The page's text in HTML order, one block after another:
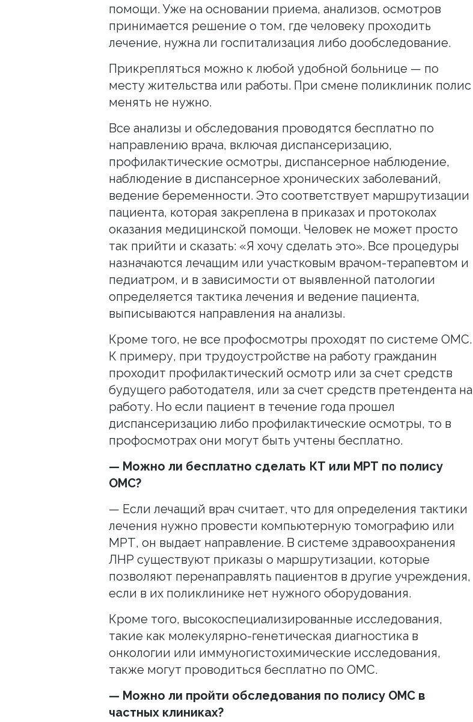
помощи. Уже на основании приема, анализов, осмотров
принимается решение о том, где человеку проходить
лечение, нужна ли госпитализация либо дообследование.
Прикрепляться можно к любой удобной больнице — по
месту жительства или работы. При смене поликлиник полис
менять не нужно.
Все анализы и обследования проводятся бесплатно по
направлению врача, включая диспансеризацию,
профилактические осмотры, диспансерное наблюдение,
наблюдение в диспансерное хронических заболеваний,
ведение беременности. Это соответствует маршрутизации
пациента, которая закреплена в приказах и протоколах
оказания медицинской помощи. Человек не может просто
так прийти и сказать: «Я хочу сделать это». Все процедуры
назначаются лечащим или участковым врачом-терапевтом и
педиатром, и в зависимости от выявленной патологии
определяется тактика лечения и ведение пациента,
выписываются направления на анализы.
Кроме того, не все профосмотры проходят по системе ОМС.
К примеру, при трудоустройстве на работу гражданин
проходит профилактический осмотр или за счет средств
будущего работодателя, или за счет средств претендента на
работу. Но если пациент в течение года прошел
диспансеризацию либо профилактические осмотры, то в
профосмотрах они могут быть учтены бесплатно.
— Можно ли бесплатно сделать КТ или МРТ по полису
ОМС?
— Если лечащий врач считает, что для определения тактики
лечения нужно провести компьютерную томографию или
МРТ, он выдает направление. В системе здравоохранения
ЛНР существуют приказы о маршрутизации, которые
позволяют перенаправлять пациентов в другие учреждения,
если в их поликлинике нет нужного оборудования.
Кроме того, высокоспециализированные исследования,
такие как молекулярно-генетическая диагностика в
онкологии или иммуногистохимические исследования,
также могут проводиться бесплатно по ОМС.
— Можно ли пройти обследования по полису ОМС в
частных клиниках?